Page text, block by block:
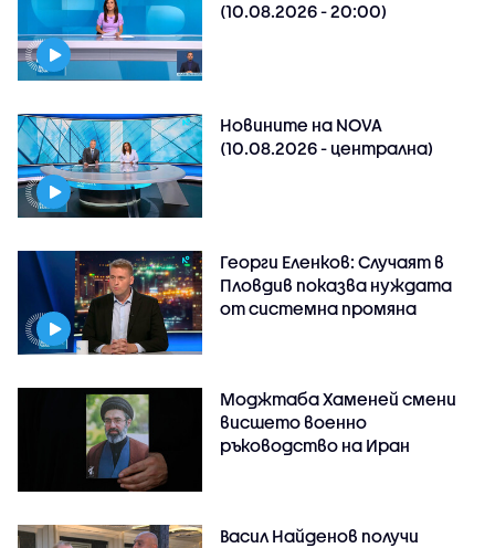
(10.08.2026 - 20:00)
Новините на NOVA
(10.08.2026 - централна)
Георги Еленков: Случаят в
Пловдив показва нуждата
от системна промяна
Моджтаба Хаменей смени
висшето военно
ръководство на Иран
Васил Найденов получи